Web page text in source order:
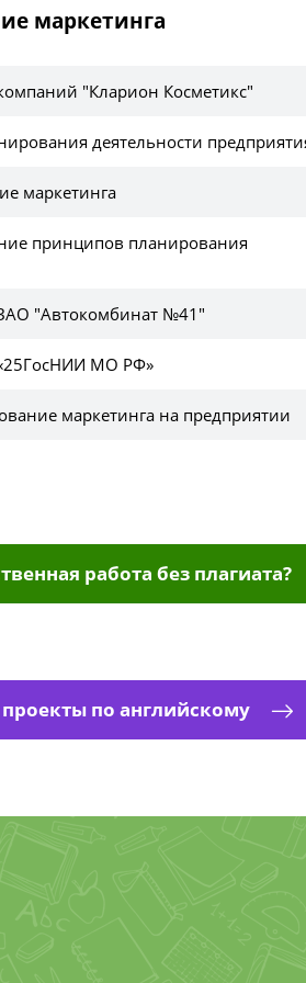
маркетинга
"Кларион Косметикс"
деятельности
маркетинга
принципов планирования
"Автокомбинат №41"
МО РФ»
маркетинга на предприятии
работа без плагиата?
по английскому